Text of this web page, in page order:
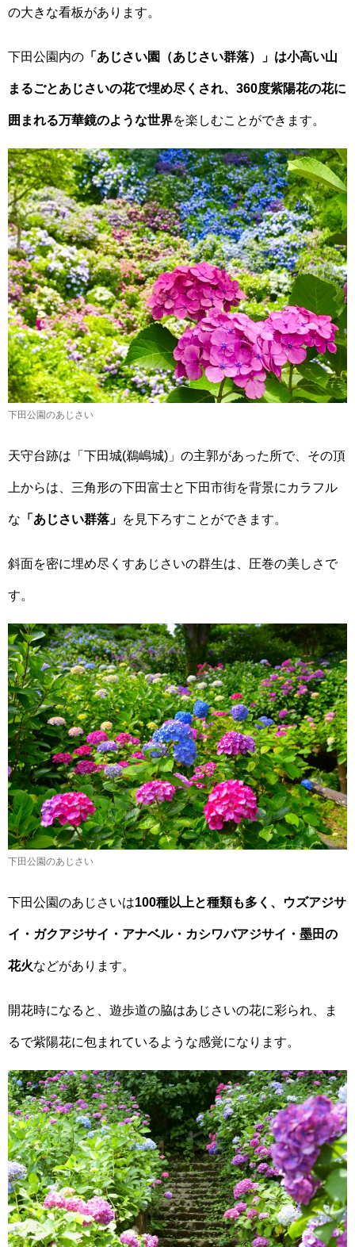
の大きな看板があります。
下田公園内の 「あじさい園（あじさい群落）」は小高い山
まるごとあじさいの花で埋め尽くされ、360度紫陽花の花に
囲まれる万華鏡のような世界を楽しむことができます。
下田公園のあじさい
天守台跡は「下田城(鵜嶋城)」の主郭があった所で、その頂
上からは、三角形の下田富士と下田市街を背景にカラフル
な 「あじさい群落」 を見下ろすことができます。
斜面を密に埋め尽くすあじさいの群生は、圧巻の美しさで
す。
下田公園のあじさい
下田公園のあじさいは100種以上と種類も多く、ウズアジサ
イ・ガクアジサイ・アナベル・カシワバアジサイ・墨田の
花火などがあります。
開花時になると、遊歩道の脇はあじさいの花に彩られ、ま
るで紫陽花に包まれているような感覚になります。